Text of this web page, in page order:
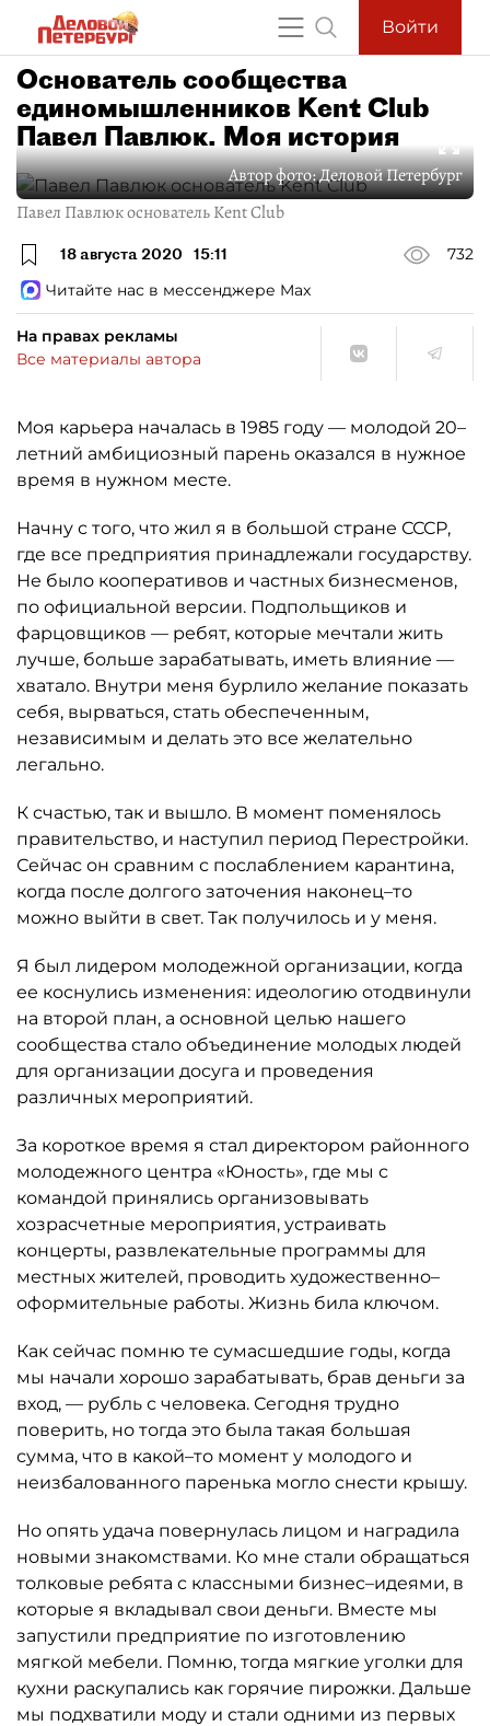
Войти
Основатель сообщества
единомышленников Kent Club
Павел Павлюк. Моя история
Автор фото:Деловой Петербург
Павел Павлюк основатель Kent Club
18 августа 2020 15:11
732
Читайте нас в мессенджере Max
На правах рекламы
Все материалы автора
Моя карьера началась в 1985 году — молодой 20–
летний амбициозный парень оказался в нужное
время в нужном месте.
Начну с того, что жил я в большой стране СССР,
где все предприятия принадлежали государству.
Не было кооперативов и частных бизнесменов,
по официальной версии. Подпольщиков и
фарцовщиков — ребят, которые мечтали жить
лучше, больше зарабатывать, иметь влияние —
хватало. Внутри меня бурлило желание показать
себя, вырваться, стать обеспеченным,
независимым и делать это все желательно
легально.
К счастью, так и вышло. В момент поменялось
правительство, и наступил период Перестройки.
Сейчас он сравним с послаблением карантина,
когда после долгого заточения наконец–то
можно выйти в свет. Так получилось и у меня.
Я был лидером молодежной организации, когда
ее коснулись изменения: идеологию отодвинули
на второй план, а основной целью нашего
сообщества стало объединение молодых людей
для организации досуга и проведения
различных мероприятий.
За короткое время я стал директором районного
молодежного центра «Юность», где мы с
командой принялись организовывать
хозрасчетные мероприятия, устраивать
концерты, развлекательные программы для
местных жителей, проводить художественно–
оформительные работы. Жизнь била ключом.
Как сейчас помню те сумасшедшие годы, когда
мы начали хорошо зарабатывать, брав деньги за
вход, — рубль с человека. Сегодня трудно
поверить, но тогда это была такая большая
сумма, что в какой–то момент у молодого и
неизбалованного паренька могло снести крышу.
Но опять удача повернулась лицом и наградила
новыми знакомствами. Ко мне стали обращаться
толковые ребята с классными бизнес–идеями, в
которые я вкладывал свои деньги. Вместе мы
запустили предприятие по изготовлению
мягкой мебели. Помню, тогда мягкие уголки для
кухни раскупались как горячие пирожки. Дальше
мы подхватили моду и стали одними из первых